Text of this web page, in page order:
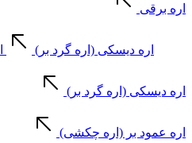
اره برقی
اره دیسکی (اره گرد بر)
اره دیسکی (اره گرد بر)
اره عمود بر (اره چکشی)